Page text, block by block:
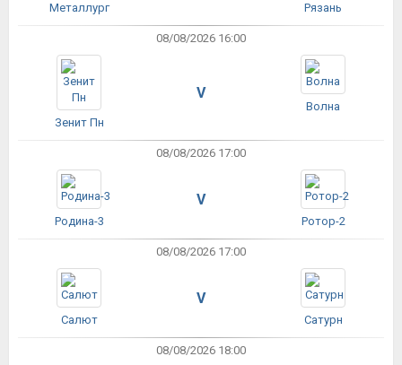
Металлург Рязань
08/08/2026 16:00
Зенит Пн
V
Волна
08/08/2026 17:00
Родина-3
V
Ротор-2
08/08/2026 17:00
Салют
V
Сатурн
08/08/2026 18:00